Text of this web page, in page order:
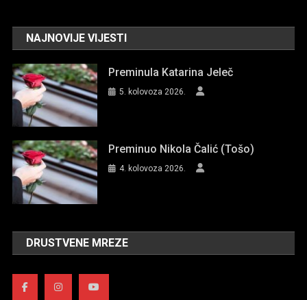
NAJNOVIJE VIJESTI
Preminula Katarina Jeleč
5. kolovoza 2026.
Preminuo Nikola Čalić (Tošo)
4. kolovoza 2026.
DRUSTVENE MREZE